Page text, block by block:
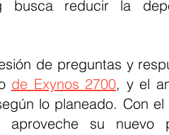
busca reducir la
de preguntas y
de Exynos 2700, y el
lo planeado. Con
aproveche su